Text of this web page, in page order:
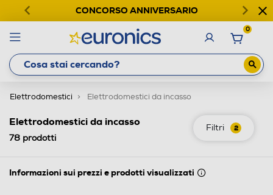
CONCORSO ANNIVERSARIO
0
Elettrodomestici Elettrodomestici da incasso
Filtri 2
Elettrodomestici da incasso
78 prodotti
Informazioni sui prezzi e prodotti visualizzati